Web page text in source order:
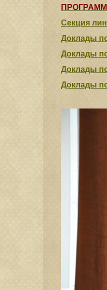
Секция
Доклады
Доклады
Доклады
Доклады